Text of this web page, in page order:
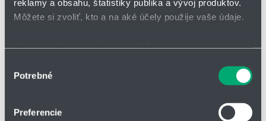
reklamy a obsahu, štatistiky publika a vývoj produktov.
Môžete si zvoliť, kto a na aké účely použije vaše údaje.
polohe s presnosťou na niekoľko metrov
súhlasu
Potrebné
Preferencie
Samonasávacie, bezpečný chod na sucho
0-35 l/h, max. tlak 10 bar